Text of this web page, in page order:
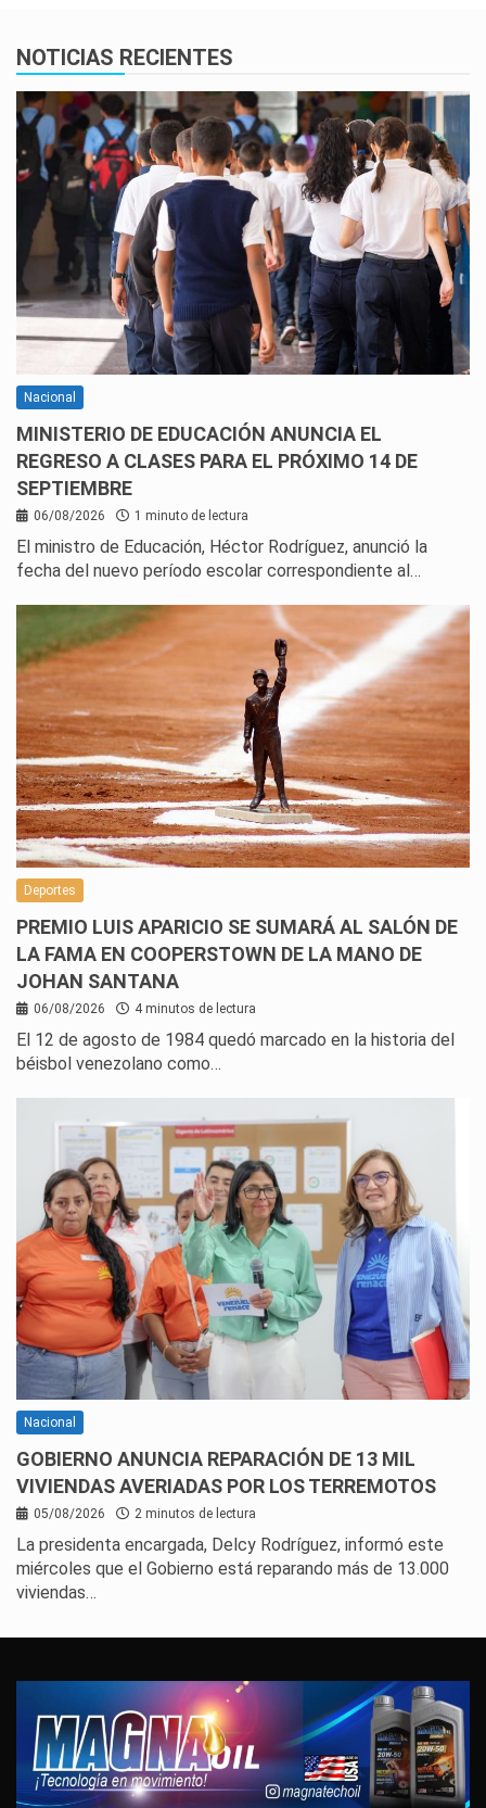
NOTICIAS RECIENTES
Nacional
MINISTERIO DE EDUCACIÓN ANUNCIA EL
REGRESO A CLASES PARA EL PRÓXIMO 14 DE
SEPTIEMBRE
06/08/2026 1 minuto de lectura
El ministro de Educación, Héctor Rodríguez, anunció la
fecha del nuevo período escolar correspondiente al…
Deportes
PREMIO LUIS APARICIO SE SUMARÁ AL SALÓN DE
LA FAMA EN COOPERSTOWN DE LA MANO DE
JOHAN SANTANA
06/08/2026 4 minutos de lectura
El 12 de agosto de 1984 quedó marcado en la historia del
béisbol venezolano como…
Nacional
GOBIERNO ANUNCIA REPARACIÓN DE 13 MIL
VIVIENDAS AVERIADAS POR LOS TERREMOTOS
05/08/2026 2 minutos de lectura
La presidenta encargada, Delcy Rodríguez, informó este
miércoles que el Gobierno está reparando más de 13.000
viviendas…